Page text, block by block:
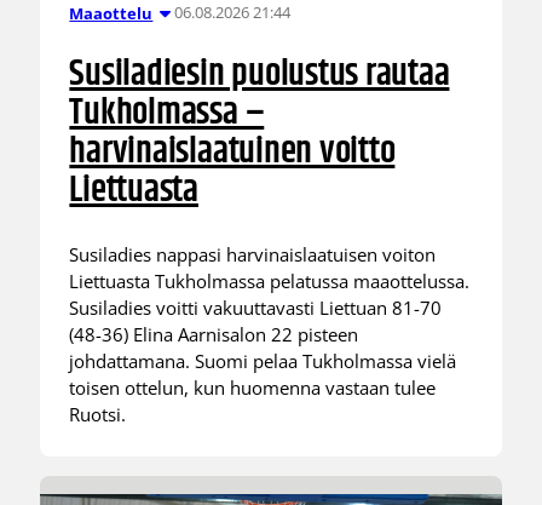
Maaottelu 06.08.2026 21:44
Susiladiesin puolustus rautaa
Tukholmassa –
harvinaislaatuinen voitto
Liettuasta
Susiladies nappasi harvinaislaatuisen voiton
Liettuasta Tukholmassa pelatussa maaottelussa.
Susiladies voitti vakuuttavasti Liettuan 81-70
(48-36) Elina Aarnisalon 22 pisteen
johdattamana. Suomi pelaa Tukholmassa vielä
toisen ottelun, kun huomenna vastaan tulee
Ruotsi.